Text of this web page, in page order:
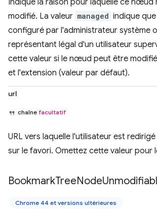
Indique la raison pour laquelle ce nœud
modifié. La valeur managed indique
configuré par l'administrateur système
représentant légal d'un utilisateur
cette valeur si le nœud peut être
et l'extension (valeur par défaut).
url
chaîne facultatif
URL vers laquelle l'utilisateur est
sur le favori. Omettez cette valeur pour
BookmarkTreeNode
Chrome 44 et versions ultérieures